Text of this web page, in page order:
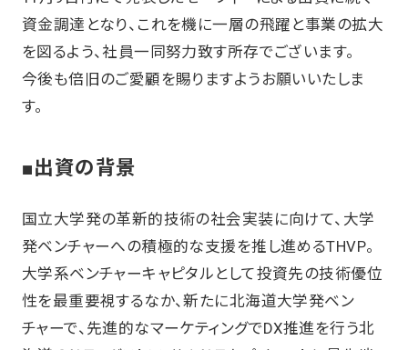
資金調達となり、これを機に一層の飛躍と事業の拡大
を図るよう、社員一同努力致す所存でございます。
今後も倍旧のご愛顧を賜りますようお願いいたしま
す。
■出資の背景
国立大学発の革新的技術の社会実装に向けて、大学
発ベンチャーへの積極的な支援を推し進めるTHVP。
大学系ベンチャーキャピタルとして投資先の技術優位
性を最重要視するなか、新たに北海道大学発ベン
チャーで、先進的なマーケティングでDX推進を行う北